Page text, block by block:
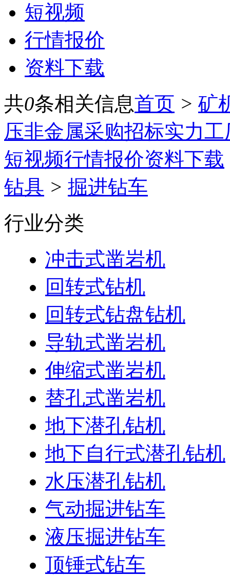
短视频
行情报价
资料下载
共0条相关信息首页 > 矿
压非金属采购招标实力工
短视频行情报价资料下载
钻具 > 掘进钻车
行业分类
冲击式凿岩机
回转式钻机
回转式钻盘钻机
导轨式凿岩机
伸缩式凿岩机
替孔式凿岩机
地下潜孔钻机
地下自行式潜孔钻机
水压潜孔钻机
气动掘进钻车
液压掘进钻车
顶锤式钻车